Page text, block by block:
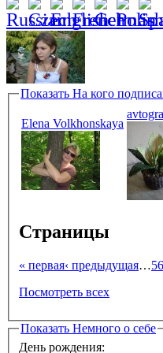
Показать На кого
Elena Volkhonskaya
Страницы
« первая‹ предыдущая…56
Посмотреть всех
Показать Немного о себе
День рождения: